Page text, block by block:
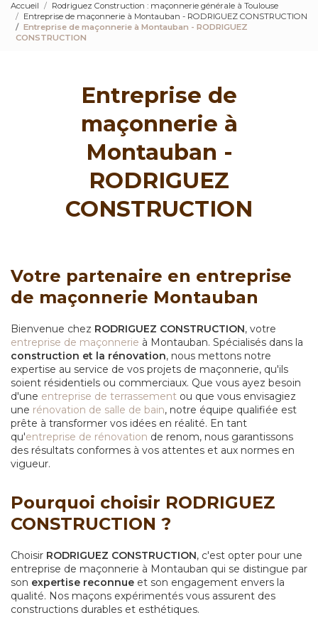
Accueil
Rodriguez Construction : maçonnerie générale à Toulouse
Entreprise de maçonnerie à Montauban - RODRIGUEZ CONSTRUCTION
Entreprise de maçonnerie à Montauban - RODRIGUEZ
CONSTRUCTION
Entreprise de
maçonnerie à
Montauban -
RODRIGUEZ
CONSTRUCTION
Votre partenaire en entreprise
de maçonnerie Montauban
Bienvenue chez RODRIGUEZ CONSTRUCTION, votre
entreprise de maçonnerie à Montauban. Spécialisés dans la
construction et la rénovation, nous mettons notre
expertise au service de vos projets de maçonnerie, qu'ils
soient résidentiels ou commerciaux. Que vous ayez besoin
d'une entreprise de terrassement ou que vous envisagiez
une rénovation de salle de bain, notre équipe qualifiée est
prête à transformer vos idées en réalité. En tant
qu'entreprise de rénovation de renom, nous garantissons
des résultats conformes à vos attentes et aux normes en
vigueur.
Pourquoi choisir RODRIGUEZ
CONSTRUCTION ?
Choisir RODRIGUEZ CONSTRUCTION, c'est opter pour une
entreprise de maçonnerie à Montauban qui se distingue par
son expertise reconnue et son engagement envers la
qualité. Nos maçons expérimentés vous assurent des
constructions durables et esthétiques.